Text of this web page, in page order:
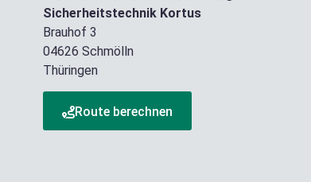
Sicherheitstechnik Kortus
Brauhof 3
04626 Schmölln
Thüringen
Route berechnen